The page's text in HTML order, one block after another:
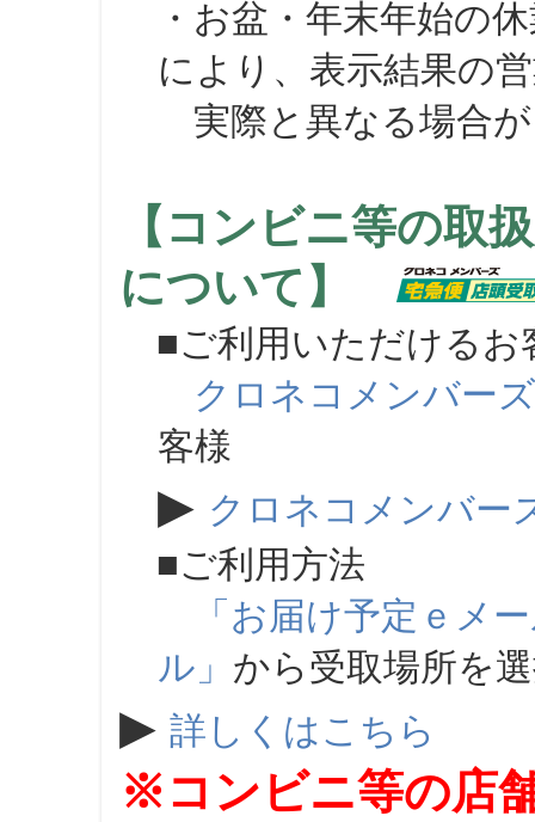
・お盆・年末年始の
により、表示結果の
実際と異なる場合が
【コンビニ等の取
について】
■ご利用いただけるお
クロネコメンバーズ
客様
▶ クロネコメンバー
■ご利用方法
「お届け予定ｅメ
ル」 から受取場所を
▶ 詳しくはこちら
※コンビニ等の店